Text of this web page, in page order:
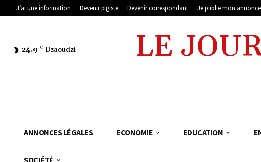
J’ai une information Devenir pigiste Devenir correspondant Je publie mon
24.9 C Dzaoudzi LE
ANNONCES LÉGALES ECONOMIE EDUCATION
SOCIÉTÉ